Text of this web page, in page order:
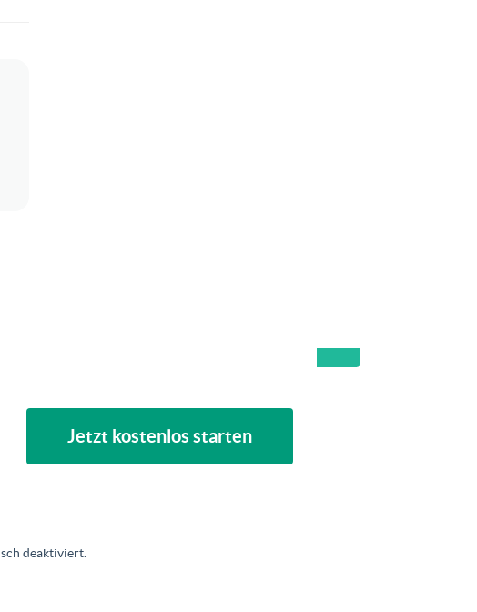
Jetzt kostenlos starten
deaktiviert.